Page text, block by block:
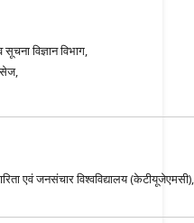
विज्ञान विभाग,
एवं जनसंचार विश्वविद्यालय (केटीयूजेएमसी),